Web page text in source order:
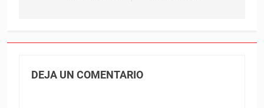
DEJA UN COMENTARIO